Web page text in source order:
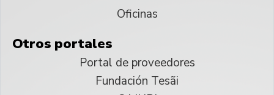
Oficinas
Otros portales
Portal de proveedores
Fundación Tesãi